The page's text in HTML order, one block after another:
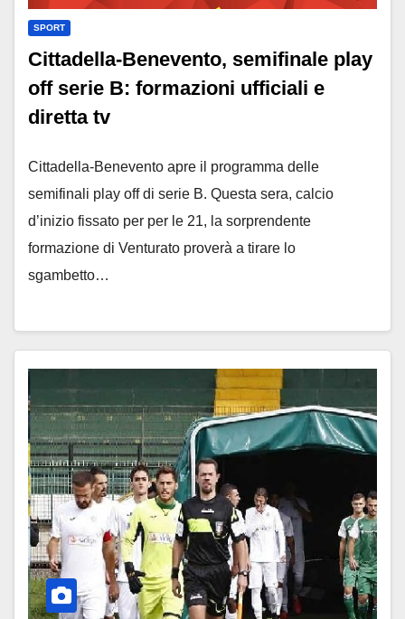
SPORT
Cittadella-Benevento, semifinale play
off serie B: formazioni ufficiali e
diretta tv
Cittadella-Benevento apre il programma delle
semifinali play off di serie B. Questa sera, calcio
d’inizio fissato per per le 21, la sorprendente
formazione di Venturato proverà a tirare lo
sgambetto…